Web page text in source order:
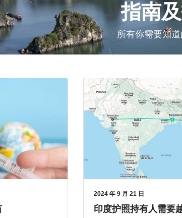
指南
所有你需要知
2024 年 9 月 21 日
印度护照持有人需要